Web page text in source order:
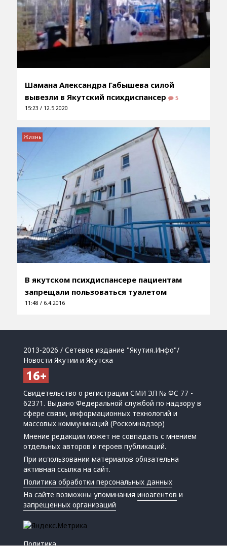
Шамана Александра Габышева силой
вывезли в Якутский психдиспансер
5
15:23 / 12.5.2020
В якутском психдиспансере пациентам
запрещали пользоваться туалетом
11:48 / 6.4.2016
Жизнь
2013-2026 / Сетевое издание "Якутия.Инфо"/
Новости Якутии и Якутска
Свидетельство о регистрации СМИ ЭЛ № ФС 77 -
62371. Выдано Федеральной службой по надзору в
сфере связи, информационных технологий и
массовых коммуникаций (Роскомнадзор)
Мнение редакции может не совпадать с мнением
отдельных авторов и героев публикаций.
При использовании материалов обязательна
активная ссылка на сайт.
Политика обработки персональных данных
На сайте возможны упоминанияиноагентов и
запрещенных организаций
Политика